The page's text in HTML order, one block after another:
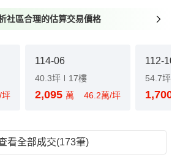
社區合理的估算交易價格
坪
114-06
40.3坪 17樓
2,095 萬 46.2萬/坪
112-10
54.7坪
1,700
看全部成交(173筆)